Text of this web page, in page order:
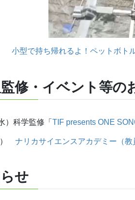
小型で持ち帰れるよ！ペットボト
修・イベント等の
）科学監修「 TIF presents ONE
） ナリカサイエンスアカデミー（
せ